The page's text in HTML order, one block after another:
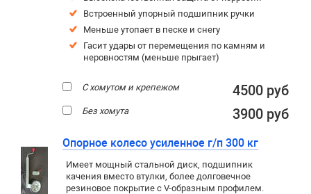
Встроенный упорный подшипник ручки
Меньше утопает в песке и снегу
Гасит удары от перемещения по камням и
неровностям (меньше прыгает)
С хомутом и крепежом 4500 руб
Без хомута 3900 руб
Опорное колесо усиленное г/п 300 кг
Имеет мощный стальной диск, подшипник
качения вместо втулки, более долговечное
резиновое покрытие c V-образным профилем.